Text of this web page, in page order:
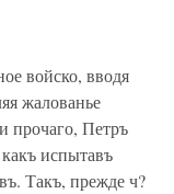
войско, вводя
жалованье
прочаго, Петръ
испытавъ
Такъ, прежде ч?